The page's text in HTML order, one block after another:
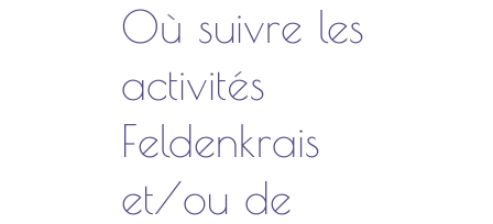
Où suivre les
activités
Feldenkrais
et/ou de